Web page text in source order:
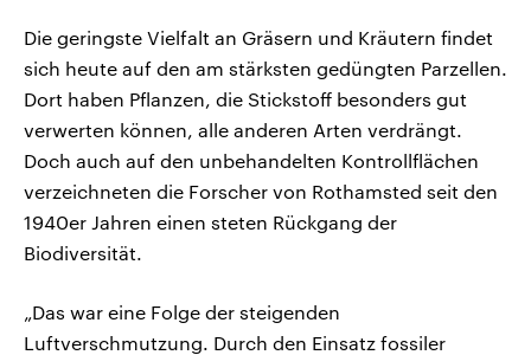
Die geringste Vielfalt an Gräsern und Kräutern findet
sich heute auf den am stärksten gedüngten Parzellen.
Dort haben Pflanzen, die Stickstoff besonders gut
verwerten können, alle anderen Arten verdrängt.
Doch auch auf den unbehandelten Kontrollflächen
verzeichneten die Forscher von Rothamsted seit den
1940er Jahren einen steten Rückgang der
Biodiversität.
„Das war eine Folge der steigenden
Luftverschmutzung. Durch den Einsatz fossiler